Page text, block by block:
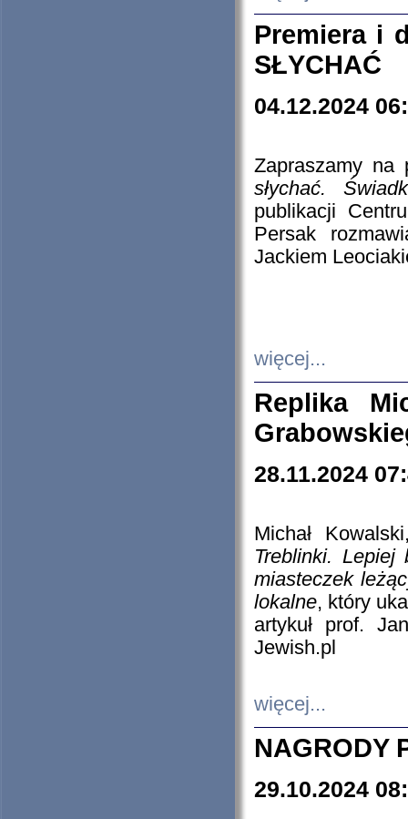
Premiera i
SŁYCHAĆ
04.12.2024
Zapraszamy
słychać.
publikacji
Persak
Jackiem
więcej...
Replika
28.11.2024
Michał
Treblinki. Lepiej
miasteczek
lokalne, który
artykuł prof.
Jewish.pl
więcej...
NAGRODY
29.10.2024